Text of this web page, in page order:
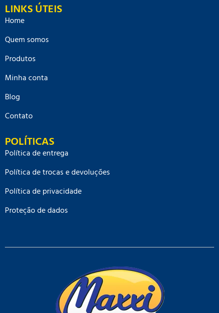
LINKS ÚTEIS
Home
Quem somos
Produtos
Minha conta
Blog
Contato
POLÍTICAS
Política de entrega
Política de trocas e devoluções
Política de privacidade
Proteção de dados